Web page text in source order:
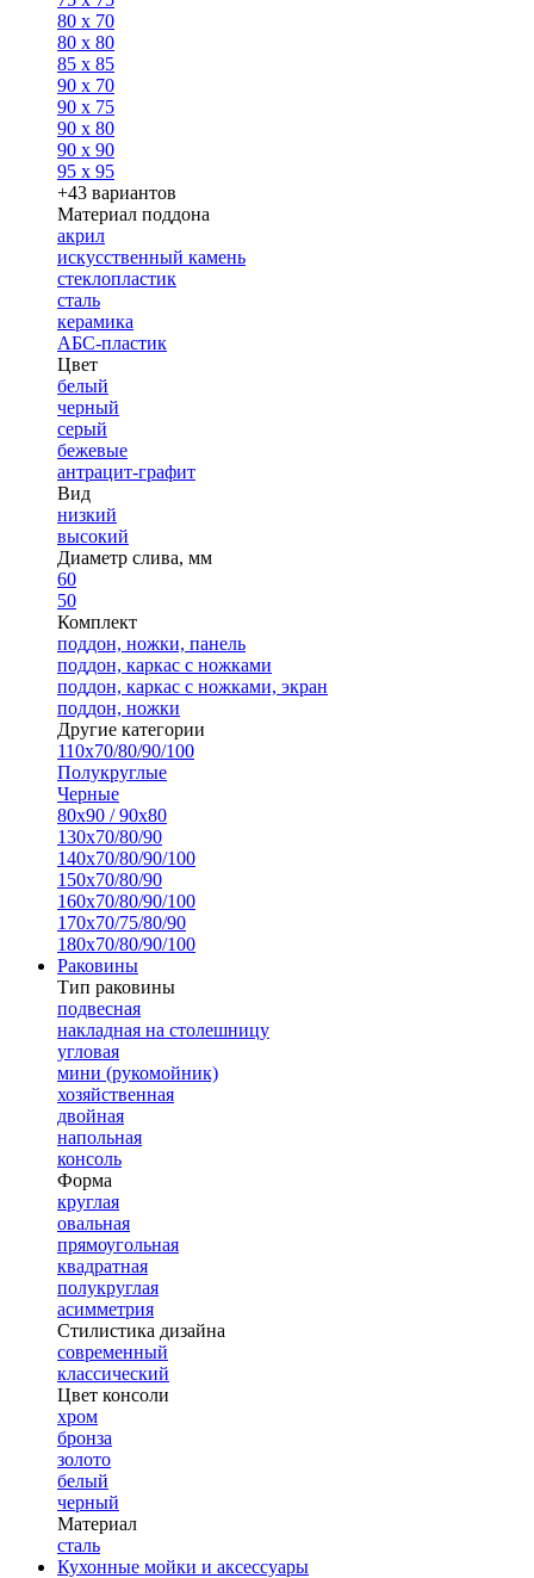
80 x 70
80 x 80
85 x 85
90 x 70
90 x 75
90 x 80
90 x 90
95 x 95
+43 вариантов
Материал поддона
акрил
искусственный камень
стеклопластик
сталь
керамика
АБС-пластик
Цвет
белый
черный
серый
бежевые
антрацит-графит
Вид
низкий
высокий
Диаметр слива, мм
60
50
Комплект
поддон, ножки, панель
поддон, каркас с ножками
поддон, каркас с ножками, экран
поддон, ножки
Другие категории
110х70/80/90/100
Полукруглые
Черные
80х90 / 90х80
130х70/80/90
140х70/80/90/100
150х70/80/90
160х70/80/90/100
170х70/75/80/90
180х70/80/90/100
Раковины
Тип раковины
подвесная
накладная на столешницу
угловая
мини (рукомойник)
хозяйственная
двойная
напольная
консоль
Форма
круглая
овальная
прямоугольная
квадратная
полукруглая
асимметрия
Стилистика дизайна
современный
классический
Цвет консоли
хром
бронза
золото
белый
черный
Материал
сталь
Кухонные мойки и аксессуары